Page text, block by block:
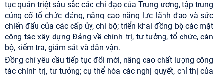
tục quán triệt sâu sắc các chỉ đạo của Trung ương, tập trung
củng cố tổ chức đảng, nâng cao năng lực lãnh đạo và sức
chiến đấu của các cấp ủy, chi bộ; triển khai đồng bộ các mặt
công tác xây dựng Đảng về chính trị, tư tưởng, tổ chức, cán
bộ, kiểm tra, giám sát và dân vận.
Đồng chí yêu cầu tiếp tục đổi mới, nâng cao chất lượng công
tác chính trị, tư tưởng; cụ thể hóa các nghị quyết, chỉ thị của